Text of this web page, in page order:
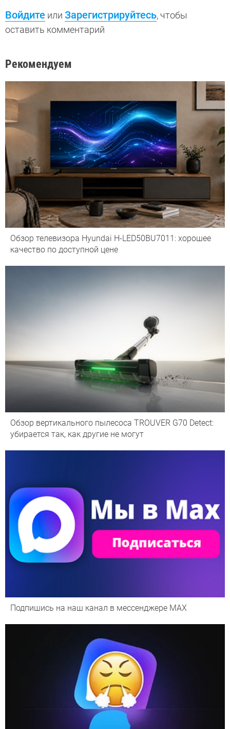
Войдите или Зарегистрируйтесь, чтобы
оставить комментарий
Рекомендуем
Обзор телевизора Hyundai H-LED50BU7011: хорошее
качество по доступной цене
Обзор вертикального пылесоса TROUVER G70 Detect:
убирается так, как другие не могут
Подпишись на наш канал в мессенджере МАХ